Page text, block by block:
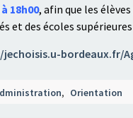
18h00, afin que les
et des écoles
bordeaux.fr/
, Orientation